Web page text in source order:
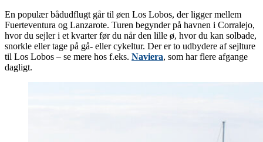
En populær bådudflugt går til øen Los Lobos, der ligger mellem
Fuerteventura og Lanzarote. Turen begynder på havnen i Corralejo,
hvor du sejler i et kvarter før du når den lille ø, hvor du kan solbade,
snorkle eller tage på gå- eller cykeltur. Der er to udbydere af sejlture
til Los Lobos – se mere hos f.eks. Naviera, som har flere afgange
dagligt.